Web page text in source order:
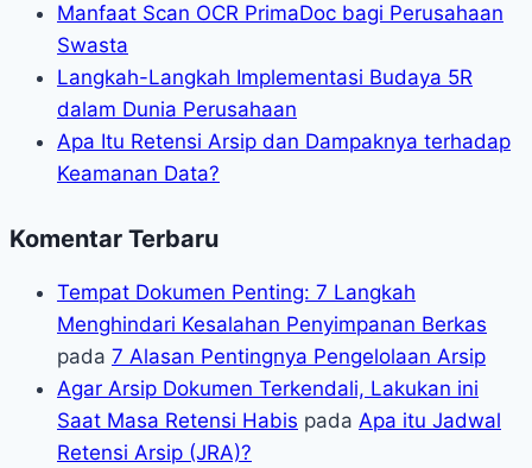
Manfaat Scan OCR PrimaDoc bagi Perusahaan
Swasta
Langkah-Langkah Implementasi Budaya 5R
dalam Dunia Perusahaan
Apa Itu Retensi Arsip dan Dampaknya terhadap
Keamanan Data?
Komentar Terbaru
Tempat Dokumen Penting: 7 Langkah
Menghindari Kesalahan Penyimpanan Berkas
pada 7 Alasan Pentingnya Pengelolaan Arsip
Agar Arsip Dokumen Terkendali, Lakukan ini
Saat Masa Retensi Habis pada Apa itu Jadwal
Retensi Arsip (JRA)?